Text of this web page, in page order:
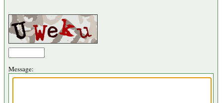
Message: